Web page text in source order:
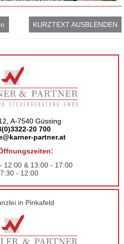
KURZTEXT AUSBLENDEN
A-7540 Güssing
20 700
partner.at
12:00 & 13:00 - 17:00
- 12:00
in Pinkafeld